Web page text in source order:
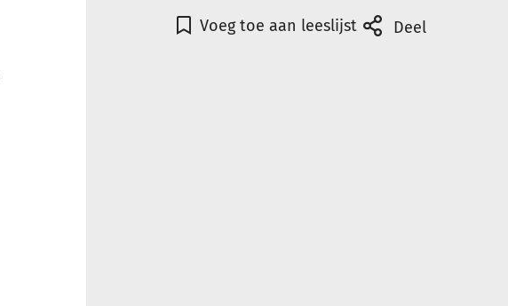
Voeg toe aan leeslijst Deel